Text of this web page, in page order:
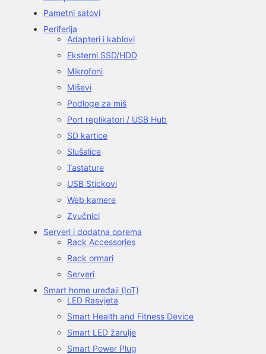
Pametni satovi
Periferija
Adapteri i kablovi
Eksterni SSD/HDD
Mikrofoni
Miševi
Podloge za miš
Port replikatori / USB Hub
SD kartice
Slušalice
Tastature
USB Stickovi
Web kamere
Zvučnici
Serveri i dodatna oprema
Rack Accessories
Rack ormari
Serveri
Smart home uređaji (IoT)
LED Rasvjeta
Smart Health and Fitness Device
Smart LED žarulje
Smart Power Plug